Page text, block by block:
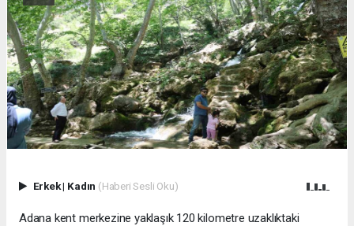
Erkek| Kadın (Haberi Sesli Oku)
Adana kent merkezine yaklaşık 120 kilometre uzaklıktaki